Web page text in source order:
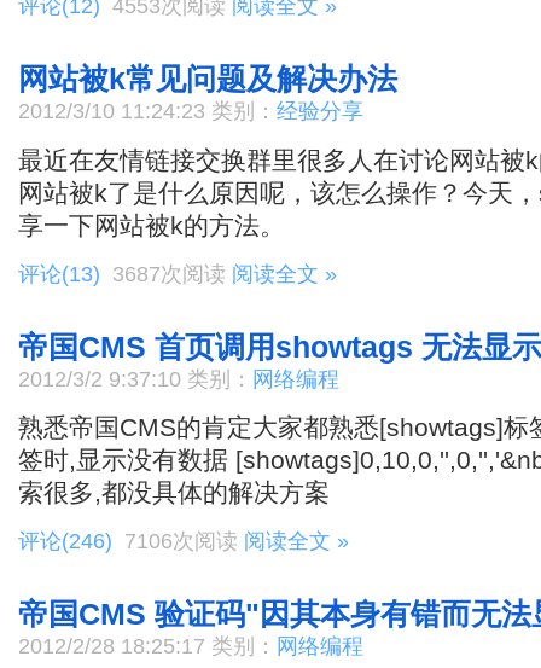
评论(12) 4553次阅读 阅读全文 »
网站被k常见问题及解决办法
2012/3/10 11:24:23 类别： 经验分享
最近在友情链接交换群里很多人在讨论网站被
网站被k了是什么原因呢，该怎么操作？今天
享一下网站被k的方法。
评论(13) 3687次阅读 阅读全文 »
帝国CMS 首页调用showtags 无法显
2012/3/2 9:37:10 类别： 网络编程
熟悉帝国CMS的肯定大家都熟悉[showtags]标
签时,显示没有数据
索很多,都没具体的解决方案
评论(246) 7106次阅读 阅读全文 »
帝国CMS 验证码"因其本身有错而无
2012/2/28 18:25:17 类别： 网络编程